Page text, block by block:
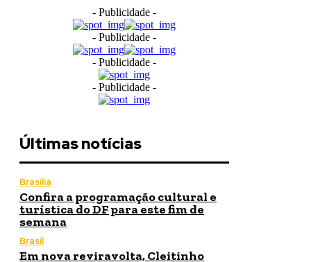
- Publicidade -
- Publicidade -
- Publicidade -
- Publicidade -
Últimas notícias
Brasília
Confira a programação cultural e
turística do DF para este fim de
semana
Brasil
Em nova reviravolta, Cleitinho